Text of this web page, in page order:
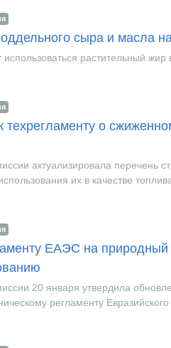
сыра и масла
растительный
техрегламенту о
актуализировала перечень
их в качестве
ЕАЭС на природный
20 января утвердила
регламенту Евразийского